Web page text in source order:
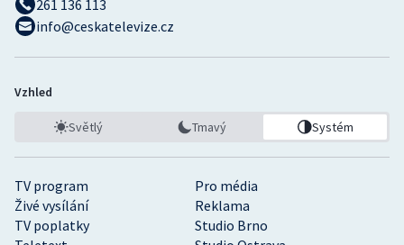
TV program
Pro média
Živé vysílání
Reklama
TV poplatky
Studio Brno
261 136 113
info@ceskatelevize.cz
Vzhled
Světlý Tmavý Systém